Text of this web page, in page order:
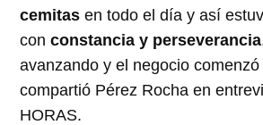
cemitas en todo el día y así
conconstancia y perseverancia
avanzando y el negocio comenzó
compartió Pérez Rocha en
HORAS.